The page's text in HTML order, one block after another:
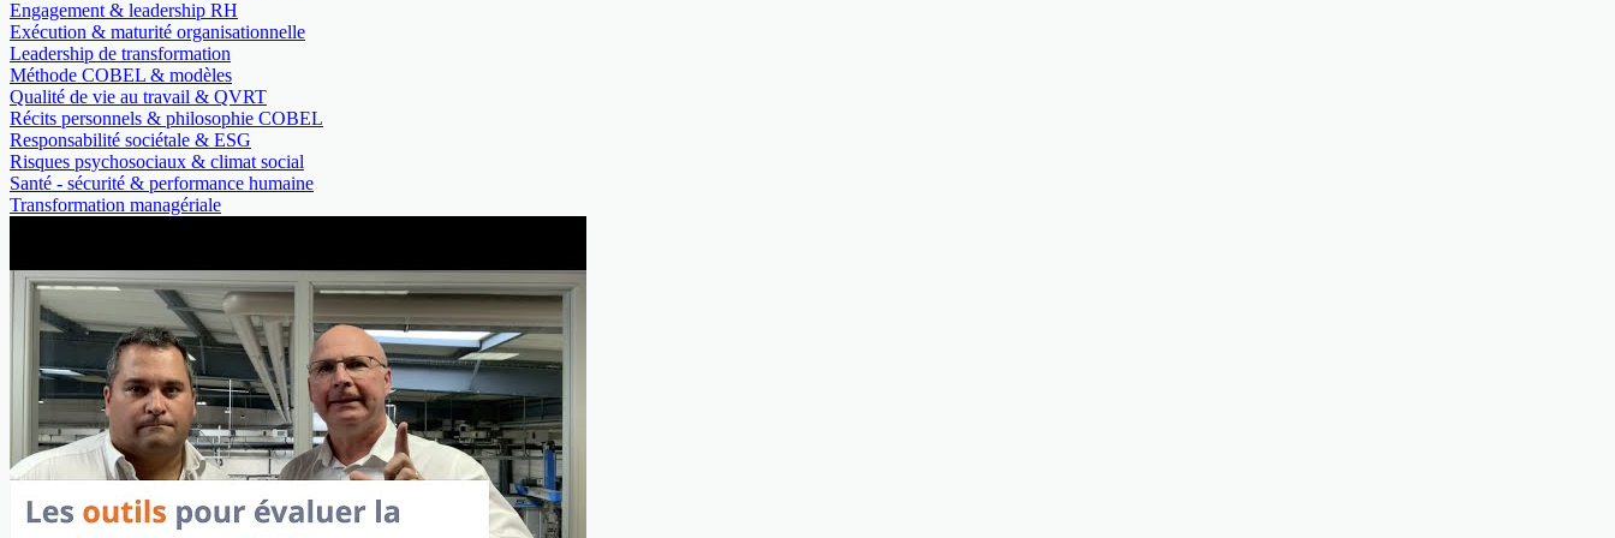
Engagement & leadership RH
Exécution & maturité organisationnelle
Leadership de transformation
Méthode COBEL & modèles
Qualité de vie au travail & QVRT
Récits personnels & philosophie COBEL
Responsabilité sociétale & ESG
Risques psychosociaux & climat social
Santé - sécurité & performance humaine
Transformation managériale